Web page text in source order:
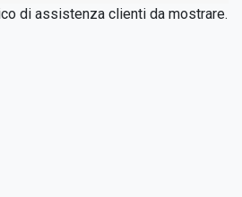
di assistenza clienti da mostrare.